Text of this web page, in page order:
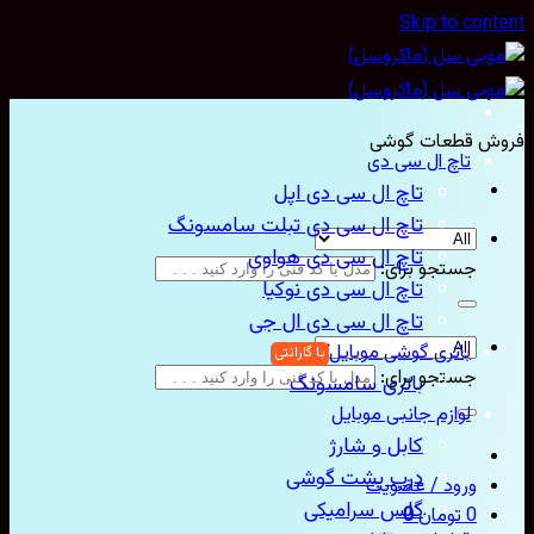
Skip to
قطعات گوشی
جستجو برای:
جستجو برای:
ورود / عضویت
تومان0
تاچ ال سی دی
تاچ ال سی دی اپل
تاچ ال سی دی تبلت سامسونگ
تاچ ال سی دی هواوی
تاچ ال سی دی نوکیا
تاچ ال سی دی ال جی
باتری گوشی موبایل
باتری سامسونگ
لوازم جانبی موبایل
کابل و شارژ
درب پشت گوشی
گلس سرامیکی